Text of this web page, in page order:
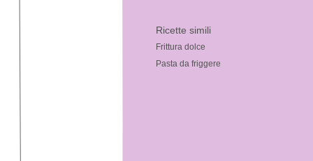
Ricette simili
Frittura dolce
Pasta da friggere